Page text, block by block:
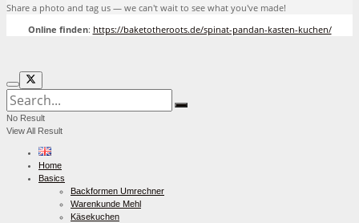
Share a photo and tag us — we can't wait to see what you've made!
Online finden: https://baketotheroots.de/spinat-pandan-kasten-kuchen/
No Result
View All Result
Home
Basics
Backformen Umrechner
Warenkunde Mehl
Käsekuchen